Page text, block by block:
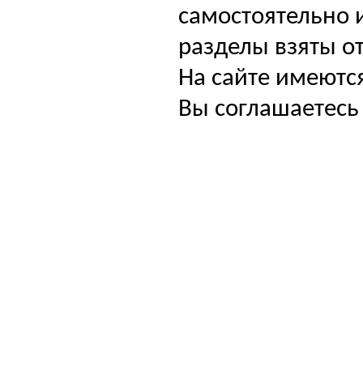
самостоятельно
разделы взяты
На сайте
Вы